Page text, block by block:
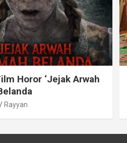
Horor ‘Jejak Arwah
Rayyan